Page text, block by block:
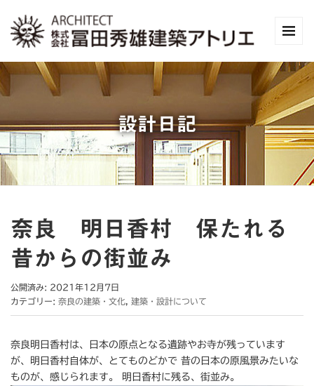
設計日記
奈良 明日香村 保たれる
昔からの街並み
公開済み: 2021年12月7日
カテゴリー: 奈良の建築・文化 建築・設計について
奈良明日香村は、日本の原点となる遺跡やお寺が残っています
が、明日香村自体が、とてものどかで 昔の日本の原風景みたいな
ものが、感じられます。 明日香村に残る、街並み。